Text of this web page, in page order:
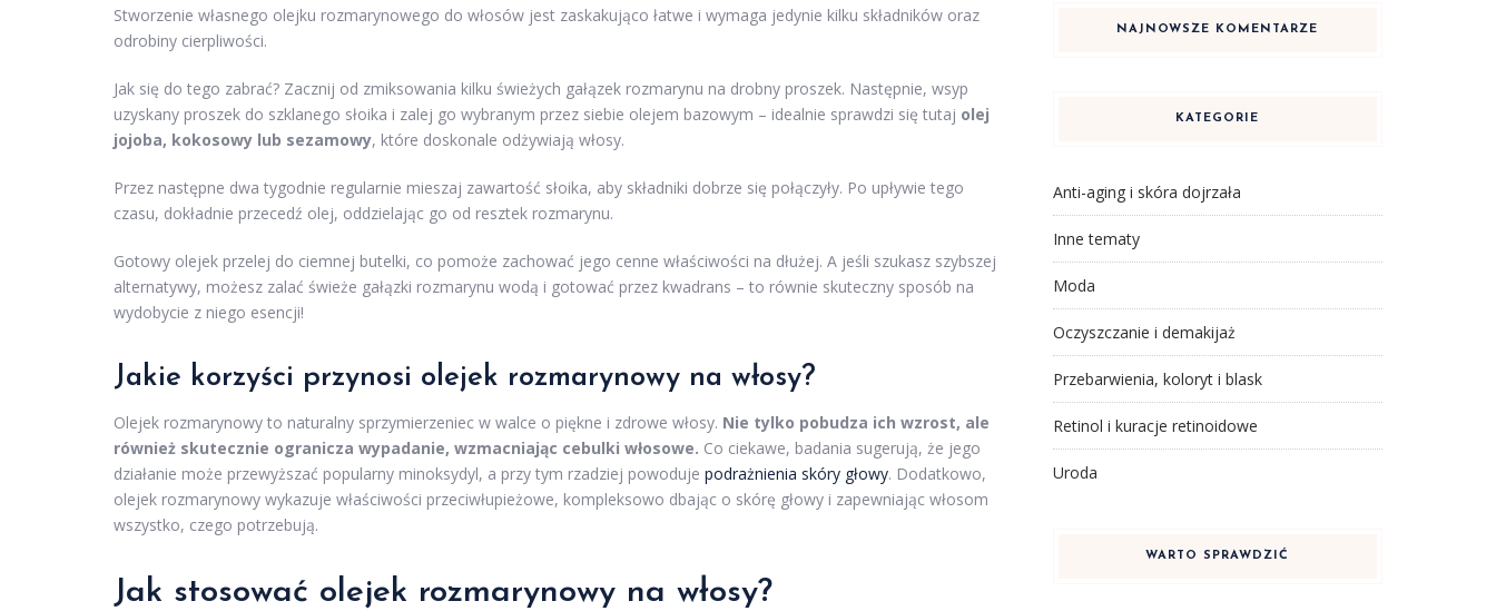
Stworzenie własnego olejku rozmarynowego do włosów jest zaskakująco łatwe i wymaga jedynie kilku składników oraz
odrobiny cierpliwości.
Jak się do tego zabrać? Zacznij od zmiksowania kilku świeżych gałązek rozmarynu na drobny proszek. Następnie, wsyp
uzyskany proszek do szklanego słoika i zalej go wybranym przez siebie olejem bazowym – idealnie sprawdzi się tutaj olej
jojoba, kokosowy lub sezamowy, które doskonale odżywiają włosy.
Przez następne dwa tygodnie regularnie mieszaj zawartość słoika, aby składniki dobrze się połączyły. Po upływie tego
czasu, dokładnie przecedź olej, oddzielając go od resztek rozmarynu.
Gotowy olejek przelej do ciemnej butelki, co pomoże zachować jego cenne właściwości na dłużej. A jeśli szukasz szybszej
alternatywy, możesz zalać świeże gałązki rozmarynu wodą i gotować przez kwadrans – to równie skuteczny sposób na
wydobycie z niego esencji!
Jakie korzyści przynosi olejek rozmarynowy na włosy?
Olejek rozmarynowy to naturalny sprzymierzeniec w walce o piękne i zdrowe włosy. Nie tylko pobudza ich wzrost, ale
również skutecznie ogranicza wypadanie, wzmacniając cebulki włosowe. Co ciekawe, badania sugerują, że jego
działanie może przewyższać popularny minoksydyl, a przy tym rzadziej powoduje podrażnienia skóry głowy. Dodatkowo,
olejek rozmarynowy wykazuje właściwości przeciwłupieżowe, kompleksowo dbając o skórę głowy i zapewniając włosom
wszystko, czego potrzebują.
Jak stosować olejek rozmarynowy na włosy?
NAJNOWSZE KOMENTARZE
KATEGORIE
Anti-aging i skóra dojrzała
Inne tematy
Moda
Oczyszczanie i demakijaż
Przebarwienia, koloryt i blask
Retinol i kuracje retinoidowe
Uroda
WARTO SPRAWDZIĆ